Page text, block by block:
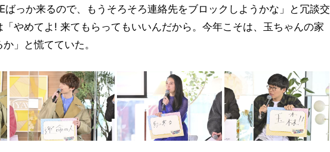
ばっか来るので、もうそろそろ連絡先をブロックしようかな」と冗談交
「やめてよ! 来てもらってもいいんだから。今年こそは、玉ちゃんの家
」と慌てていた。